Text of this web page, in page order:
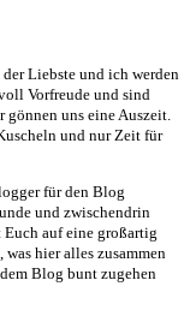
Liebste und ich werden
Vorfreude und sind
uns eine Auszeit.
und nur Zeit für
für den Blog
und zwischendrin
auf eine großartig
hier alles zusammen
Blog bunt zugehen